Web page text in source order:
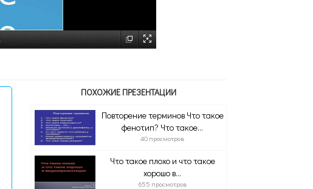
ПОХОЖИЕ ПРЕЗЕНТАЦИИ
Повторение терминов Что такое
фенотип? Что такое...
40 просмотров
Что такое плохо и что такое
хорошо в...
655 просмотров